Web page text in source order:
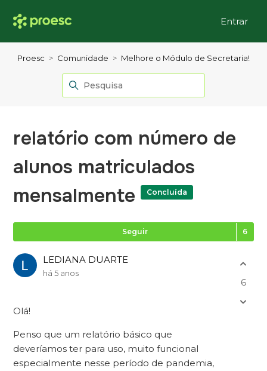
Entrar
Proesc Comunidade Melhore o Módulo de Secretaria!
relatório com número de
alunos matriculados
mensalmente
Concluída
Seguir
LEDIANA DUARTE
há 5 anos
Olá!
Penso que um relatório básico que
deveríamos ter para uso, muito funcional
especialmente nesse período de pandemia,
6